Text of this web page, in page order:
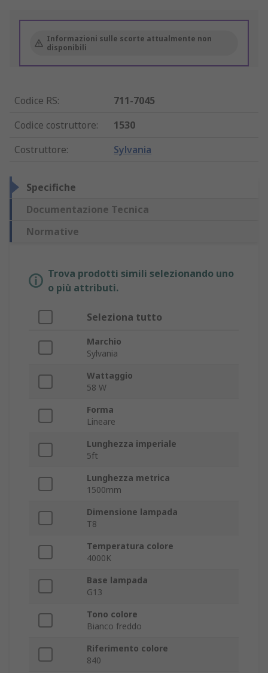
Informazioni sulle scorte attualmente non
disponibili
Codice RS:
711-7045
Codice costruttore:
1530
Costruttore: Sylvania
Specifiche
Documentazione Tecnica
Normative
Trova prodotti simili selezionando uno
o più attributi.
Seleziona tutto
Marchio
Sylvania
Wattaggio
58 W
Forma
Lineare
Lunghezza imperiale
5ft
Lunghezza metrica
1500mm
Dimensione lampada
T8
Temperatura colore
4000K
Base lampada
G13
Tono colore
Bianco freddo
Riferimento colore
840